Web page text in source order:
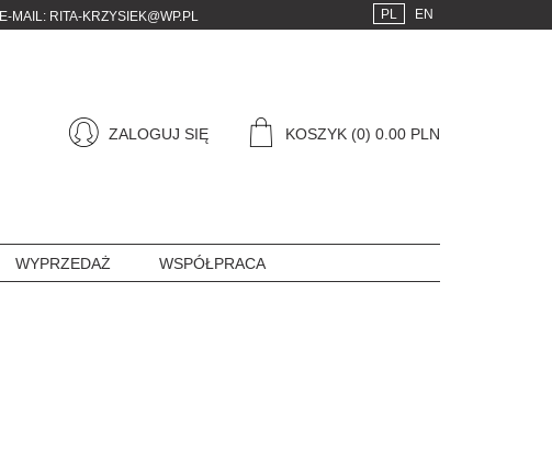
E-MAIL: RITA-KRZYSIEK@WP.PL PL EN
ZALOGUJ SIĘ KOSZYK (0) 0.00 PLN
WYPRZEDAŻ WSPÓŁPRACA